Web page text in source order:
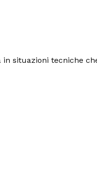
situazioni tecniche